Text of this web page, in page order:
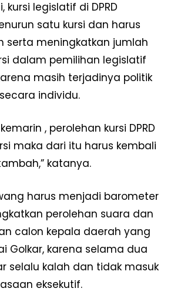
kursi legislatif di DPRD
satu kursi dan harus
serta meningkatkan jumlah
dalam pemilihan legislatif
masih terjadinya politik
individu.
, perolehan kursi DPRD
maka dari itu harus kembali
katanya.
harus menjadi barometer
perolehan suara dan
calon kepala daerah yang
Golkar, karena selama dua
selalu kalah dan tidak masuk
eksekutif.